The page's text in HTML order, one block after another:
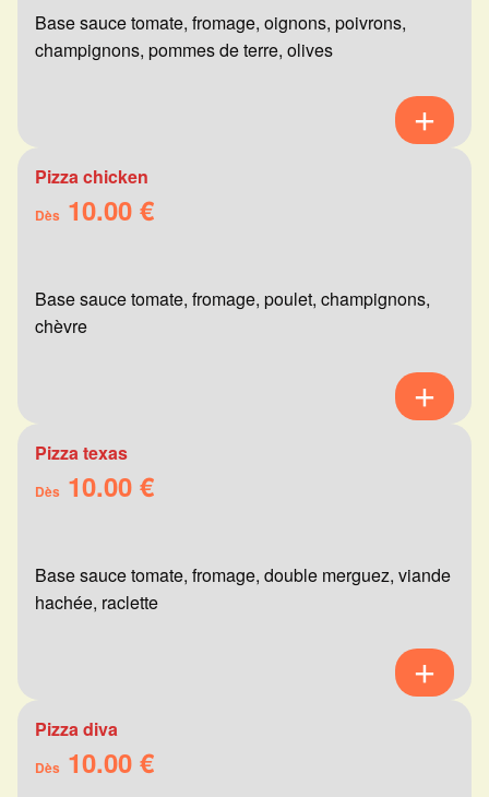
Base sauce tomate, fromage, oignons, poivrons,
champignons, pommes de terre, olives
Pizza chicken
Dès 10.00 €
Base sauce tomate, fromage, poulet, champignons,
chèvre
Pizza texas
Dès 10.00 €
Base sauce tomate, fromage, double merguez, viande
hachée, raclette
Pizza diva
Dès 10.00 €